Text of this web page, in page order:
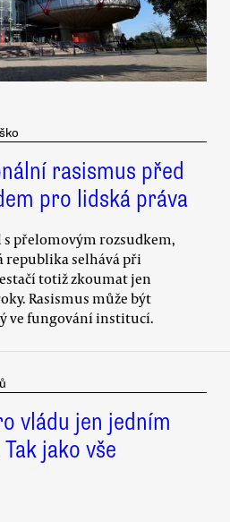
rasismus před
pro lidská práva
přelomovým rozsudkem,
republika selhává při
totiž zkoumat jen
Rasismus může být
ve fungování institucí.
vládu jen jedním
jako vše